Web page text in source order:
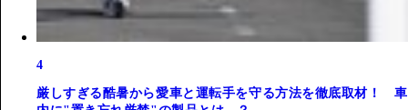
4
厳しすぎる酷暑から愛車と運転手を守る方法を徹底取材！ 車